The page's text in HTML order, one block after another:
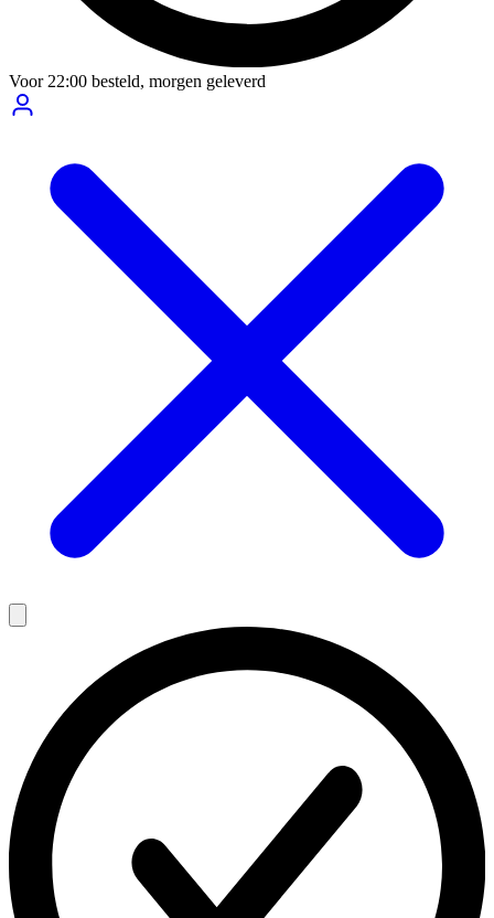
Voor22:00 besteld, morgen geleverd